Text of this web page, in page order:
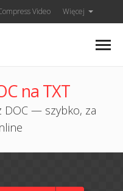
Video Więcej
na TXT
DOC — szybko, za